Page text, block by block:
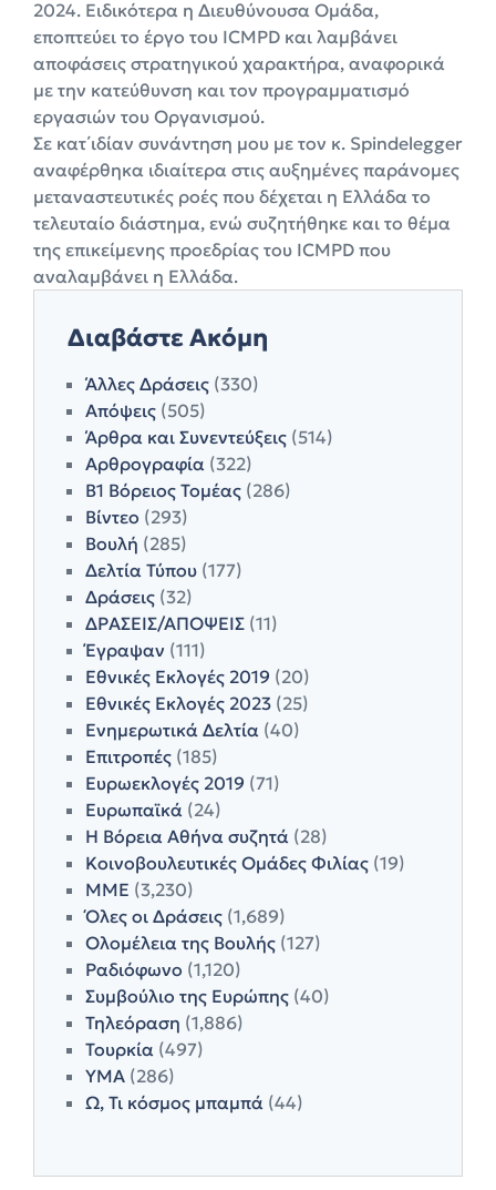
2024. Ειδικότερα η Διευθύνουσα Ομάδα,
εποπτεύει το έργο του ICMPD και λαμβάνει
αποφάσεις στρατηγικού χαρακτήρα, αναφορικά
με την κατεύθυνση και τον προγραμματισμό
εργασιών του Οργανισμού.
Σε κατ΄ιδίαν συνάντηση μου με τον κ. Spindelegger
αναφέρθηκα ιδιαίτερα στις αυξημένες παράνομες
μεταναστευτικές ροές που δέχεται η Ελλάδα το
τελευταίο διάστημα, ενώ συζητήθηκε και το θέμα
της επικείμενης προεδρίας του ICMPD που
αναλαμβάνει η Ελλάδα.
Διαβάστε Ακόμη
Άλλες Δράσεις (330)
Απόψεις (505)
Άρθρα και Συνεντεύξεις (514)
Αρθρογραφία (322)
Β1 Βόρειος Τομέας (286)
Βίντεο (293)
Βουλή (285)
Δελτία Τύπου (177)
Δράσεις (32)
ΔΡΑΣΕΙΣ/ΑΠΟΨΕΙΣ (11)
Έγραψαν (111)
Εθνικές Εκλογές 2019 (20)
Εθνικές Εκλογές 2023 (25)
Ενημερωτικά Δελτία (40)
Επιτροπές (185)
Ευρωεκλογές 2019 (71)
Ευρωπαϊκά (24)
Η Βόρεια Αθήνα συζητά (28)
Κοινοβουλευτικές Ομάδες Φιλίας (19)
ΜΜΕ (3,230)
Όλες οι Δράσεις (1,689)
Ολομέλεια της Βουλής (127)
Ραδιόφωνο (1,120)
Συμβούλιο της Ευρώπης (40)
Τηλεόραση (1,886)
Τουρκία (497)
ΥΜΑ (286)
Ω, Τι κόσμος μπαμπά (44)